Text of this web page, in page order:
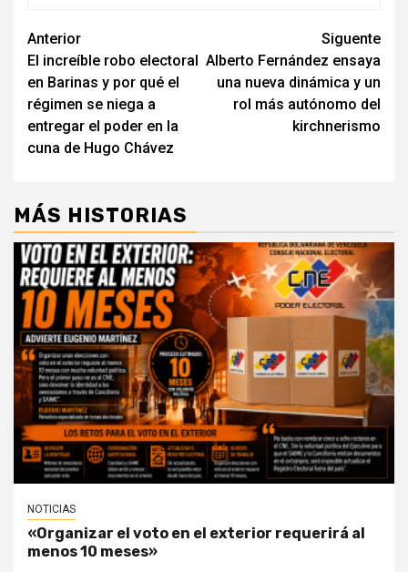
Navegación
de
entradas
Anterior
El increíble robo electoral
en Barinas y por qué el
régimen se niega a
entregar el poder en la
cuna de Hugo Chávez
Siguente
Alberto Fernández ensaya
una nueva dinámica y un
rol más autónomo del
kirchnerismo
MÁS HISTORIAS
NOTICIAS
«Organizar el voto en el exterior requerirá al
menos 10 meses»